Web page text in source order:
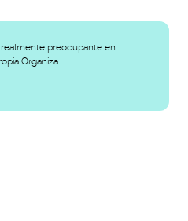
preocupante en
Organiza...